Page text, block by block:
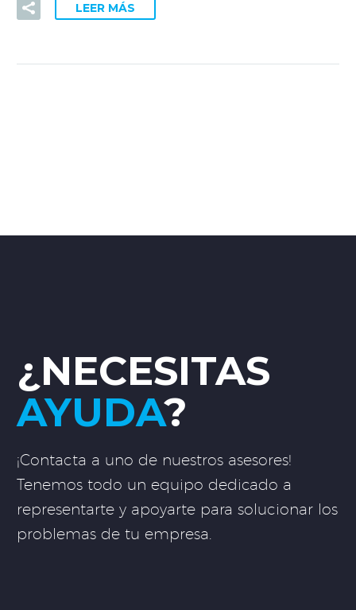
LEER MÁS
¿NECESITAS
AYUDA?
¡Contacta a uno de nuestros asesores!
Tenemos todo un equipo dedicado a
representarte y apoyarte para solucionar los
problemas de tu empresa.